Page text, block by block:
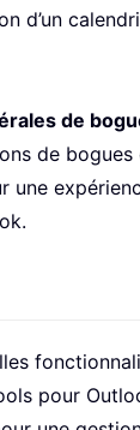
d’un
de
de
une
pour